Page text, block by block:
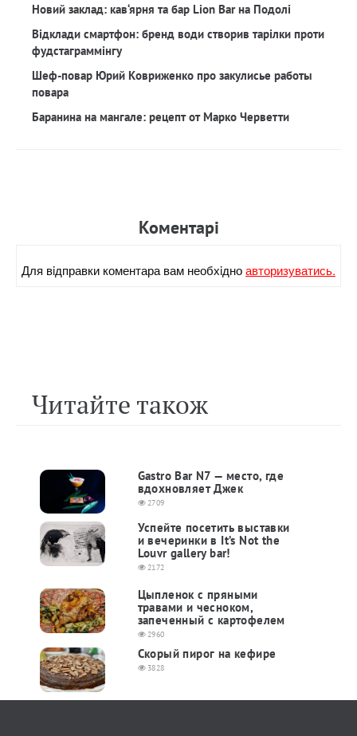
Новий заклад: кав‘ярня та бар Lion Bar на Подолі
Відклади смартфон: бренд води створив тарілки проти
фудстаграммінгу
Шеф-повар Юрий Ковриженко про закулисье работы
повара
Баранина на мангале: рецепт от Марко Черветти
Коментарi
Для вiдправки коментара вам необхiдноавторизуватись.
Читайте також
Gastro Bar N7 — место, где
вдохновляет Джек
2709
Успейте посетить выставки
и вечеринки в It’s Not the
Louvr gallery bar!
2172
Цыпленок с пряными
травами и чесноком,
запеченный с картофелем
2960
Скорый пирог на кефире
3828